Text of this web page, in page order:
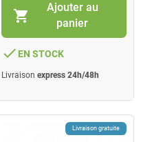
shopping_cart
Ajouter au
panier
done EN STOCK
Livraison express 24h/48h
Livraison gratuite